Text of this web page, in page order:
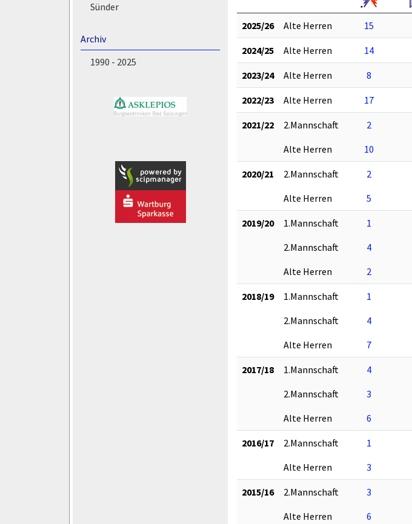
Sünder
Archiv
1990 - 2025
2025/26 Alte Herren 15
2024/25 Alte Herren 14
2023/24 Alte Herren 8
2022/23 Alte Herren 17
2021/22 2.Mannschaft 2
Alte Herren
10
2020/21 2.Mannschaft 2
Alte Herren
5
2019/20 1.Mannschaft 1
2.Mannschaft
4
Alte Herren
2
2018/19 1.Mannschaft 1
2.Mannschaft
4
Alte Herren
7
2017/18 1.Mannschaft 4
2.Mannschaft
3
Alte Herren
6
2016/17 2.Mannschaft 1
Alte Herren
3
2015/16 2.Mannschaft 3
Alte Herren
6